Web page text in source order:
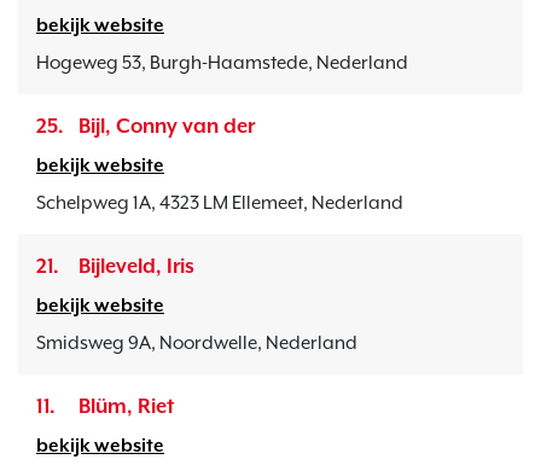
bekijk website
Hogeweg 53, Burgh-Haamstede, Nederland
25. Bijl, Conny van der
bekijk website
Schelpweg 1A, 4323 LM Ellemeet, Nederland
21. Bijleveld, Iris
bekijk website
Smidsweg 9A, Noordwelle, Nederland
11. Blüm, Riet
bekijk website